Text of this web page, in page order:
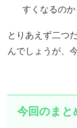
すくなるのか
とりあえず二つ
んでしょうが、
今回のまと